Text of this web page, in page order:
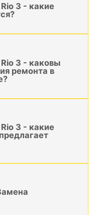
3 - какие
3 - каковы
ремонта в
3 - какие